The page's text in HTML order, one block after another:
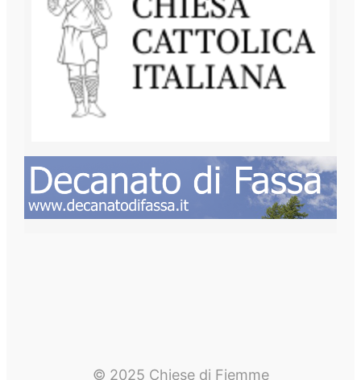
© 2025 Chiese di Fiemme